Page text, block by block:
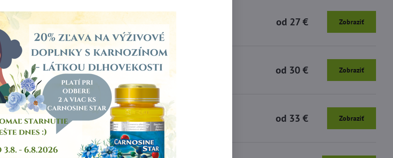
Starlife od 27 € Zobraziť
ANATOMAX Starlife od 30 € Zobraziť
GLUCOSAMINE STAR pre výživu kĺbov 60tbl od 33 € Zobraziť